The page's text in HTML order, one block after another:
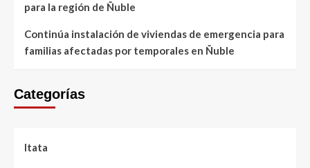
para la región de Ñuble
Continúa instalación de viviendas de emergencia para
familias afectadas por temporales en Ñuble
Categorías
Itata